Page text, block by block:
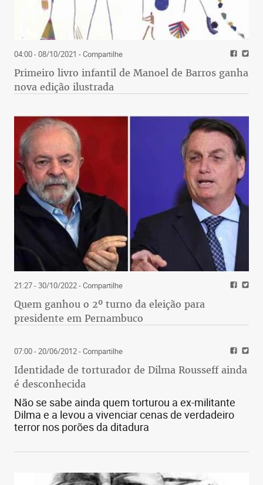
04:00 - 08/10/2021 - Compartilhe
Primeiro livro infantil de Manoel de Barros ganha
nova edição ilustrada
21:27 - 30/10/2022- Compartilhe
Quem ganhou o 2º turno da eleição para
presidente em Pernambuco
07:00 - 20/06/2012- Compartilhe
Identidade de torturador de Dilma Rousseff ainda
é desconhecida
Não se sabe ainda quem torturou a ex-militante
Dilma e a levou a vivenciar cenas de verdadeiro
terror nos porões da ditadura